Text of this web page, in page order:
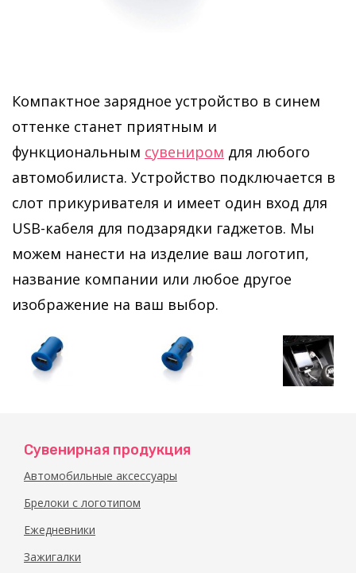
Компактное зарядное устройство в синем
оттенке станет приятным и
функциональным сувениром для любого
автомобилиста. Устройство подключается в
слот прикуривателя и имеет один вход для
USB-кабеля для подзарядки гаджетов. Мы
можем нанести на изделие ваш логотип,
название компании или любое другое
изображение на ваш выбор.
Сувенирная продукция
Автомобильные аксессуары
Брелоки с логотипом
Ежедневники
Зажигалки